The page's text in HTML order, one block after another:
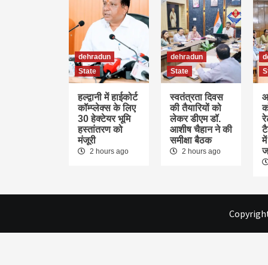
dehradun
State
हल्द्वानी में हाईकोर्ट
कॉम्प्लेक्स के लिए
30 हेक्टेयर भूमि
हस्तांतरण को
मंजूरी
2 hours ago
dehradun
State
स्वतंत्रता दिवस
की तैयारियों को
लेकर डीएम डॉ.
आशीष चैहान ने की
समीक्षा बैठक
2 hours ago
में